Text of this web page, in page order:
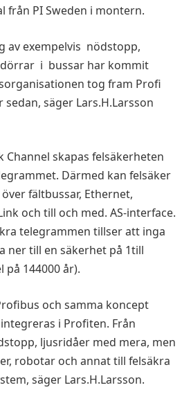
från PI Sweden i montern.
av exempelvis nödstopp,
i bussar har kommit
tog fram Profi
säger Lars.H.Larsson
Channel skapas felsäkerheten
Därmed kan felsäker
fältbussar, Ethernet,
och till och med. AS-interface.
telegrammen tillser att inga
ner till en säkerhet på 1till
på 144000 år).
och samma koncept
i Profiten. Från
ljusridåer med mera, men
robotar och annat till felsäkra
säger Lars.H.Larsson.